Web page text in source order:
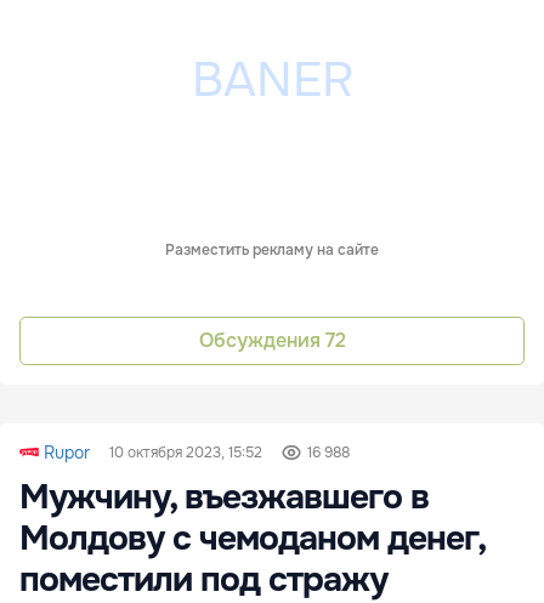
Разместить рекламу на сайте
Обсуждения 72
Rupor 10 октября 2023, 15:52 16 988
Мужчину, въезжавшего в
Молдову с чемоданом денег,
поместили под стражу